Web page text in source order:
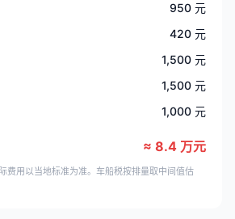
950 元
420 元
1,500 元
1,500 元
1,000 元
≈ 8.4 万元
费用以当地标准为准。车船税按排量取中间值估